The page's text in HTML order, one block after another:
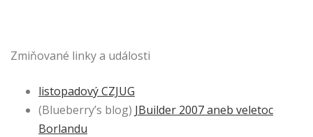
Zmiňované linky a události
listopadový CZJUG
(Blueberry’s blog) JBuilder 2007 aneb veletoc
Borlandu